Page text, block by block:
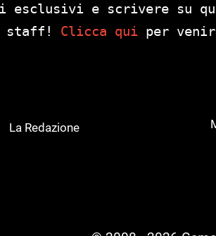
esclusivi e scrivere su
staff! Clicca qui per
La Redazione